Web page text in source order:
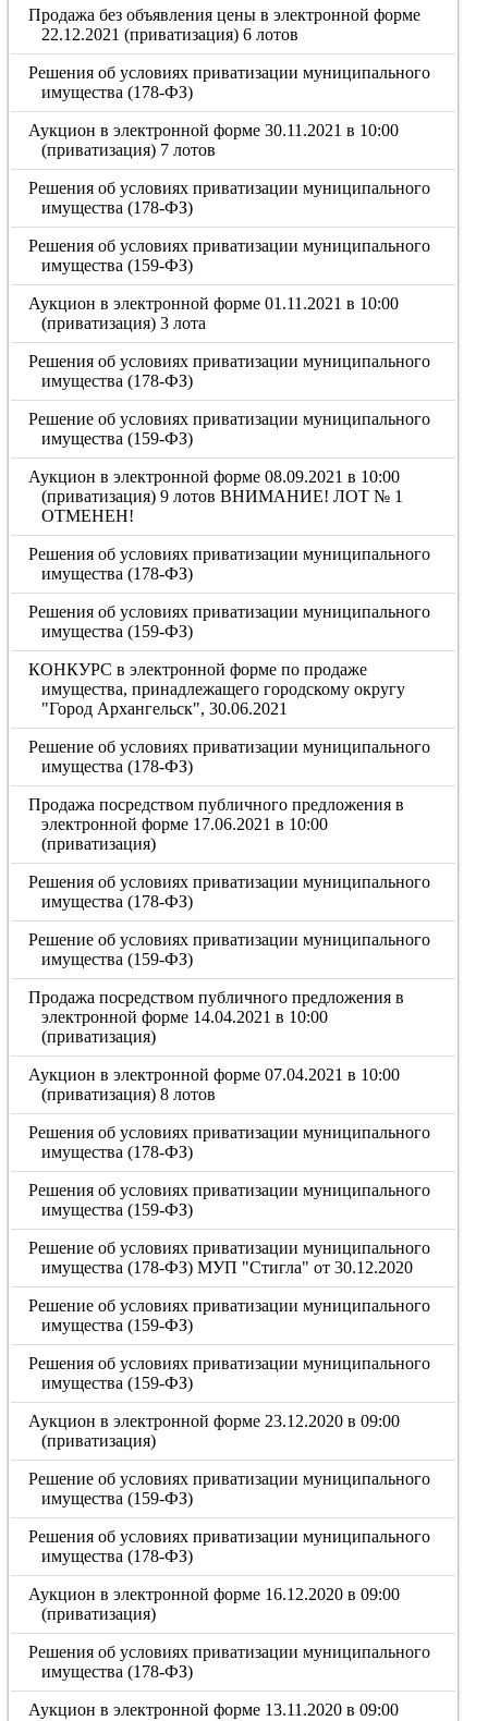
Продажа без объявления цены в электронной форме
22.12.2021 (приватизация) 6 лотов
Решения об условиях приватизации муниципального
имущества (178-ФЗ)
Аукцион в электронной форме 30.11.2021 в 10:00
(приватизация) 7 лотов
Решения об условиях приватизации муниципального
имущества (178-ФЗ)
Решения об условиях приватизации муниципального
имущества (159-ФЗ)
Аукцион в электронной форме 01.11.2021 в 10:00
(приватизация) 3 лота
Решения об условиях приватизации муниципального
имущества (178-ФЗ)
Решение об условиях приватизации муниципального
имущества (159-ФЗ)
Аукцион в электронной форме 08.09.2021 в 10:00
(приватизация) 9 лотов ВНИМАНИЕ! ЛОТ № 1
ОТМЕНЕН!
Решения об условиях приватизации муниципального
имущества (178-ФЗ)
Решения об условиях приватизации муниципального
имущества (159-ФЗ)
КОНКУРС в электронной форме по продаже
имущества, принадлежащего городскому округу
"Город Архангельск", 30.06.2021
Решение об условиях приватизации муниципального
имущества (178-ФЗ)
Продажа посредством публичного предложения в
электронной форме 17.06.2021 в 10:00
(приватизация)
Решения об условиях приватизации муниципального
имущества (178-ФЗ)
Решение об условиях приватизации муниципального
имущества (159-ФЗ)
Продажа посредством публичного предложения в
электронной форме 14.04.2021 в 10:00
(приватизация)
Аукцион в электронной форме 07.04.2021 в 10:00
(приватизация) 8 лотов
Решения об условиях приватизации муниципального
имущества (178-ФЗ)
Решения об условиях приватизации муниципального
имущества (159-ФЗ)
Решение об условиях приватизации муниципального
имущества (178-ФЗ) МУП "Стигла" от 30.12.2020
Решение об условиях приватизации муниципального
имущества (159-ФЗ)
Решения об условиях приватизации муниципального
имущества (159-ФЗ)
Аукцион в электронной форме 23.12.2020 в 09:00
(приватизация)
Решение об условиях приватизации муниципального
имущества (159-ФЗ)
Решения об условиях приватизации муниципального
имущества (178-ФЗ)
Аукцион в электронной форме 16.12.2020 в 09:00
(приватизация)
Решения об условиях приватизации муниципального
имущества (178-ФЗ)
Аукцион в электронной форме 13.11.2020 в 09:00